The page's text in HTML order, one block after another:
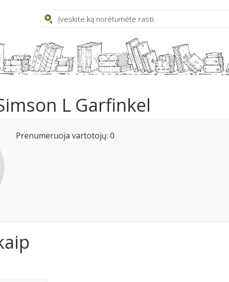
L Garfinkel
Prenumeruoja vartotojų: 0